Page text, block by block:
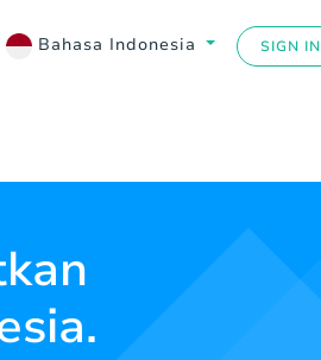
Bahasa Indonesia SIGN IN